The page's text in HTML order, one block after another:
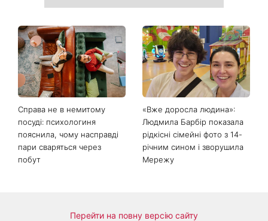
Справа не в немитому
посуді: психологиня
пояснила, чому насправді
пари сваряться через
побут
«Вже доросла людина»:
Людмила Барбір показала
рідкісні сімейні фото з 14-
річним сином і зворушила
Мережу
Перейти на повну версію сайту